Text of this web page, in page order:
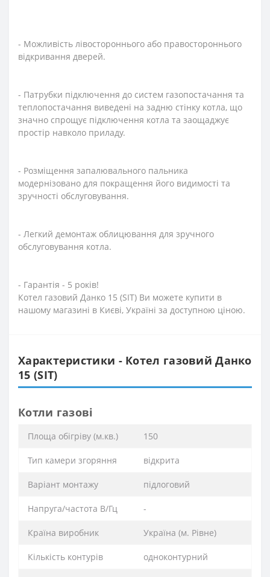
- Можливість лівостороннього або правостороннього
відкривання дверей.
- Патрубки підключення до систем газопостачання та
теплопостачання виведені на задню стінку котла, що
значно спрощує підключення котла та заощаджує
простір навколо приладу.
- Розміщення запалювального пальника
модернізовано для покращення його видимості та
зручності обслуговування.
- Легкий демонтаж облицювання для зручного
обслуговування котла.
- Гарантія - 5 років!
Котел газовий Данко 15 (SIT) Ви можете купити в
нашому магазині в Києві, Україні за доступною ціною.
Характеристики - Котел газовий Данко
15 (SIT)
Котли газові
Площа обігріву (м.кв.) 150
Тип камери згоряння відкрита
Варіант монтажу підлоговий
Напруга/частота В/Гц -
Країна виробник Україна (м. Рівне)
Кількість контурів одноконтурний